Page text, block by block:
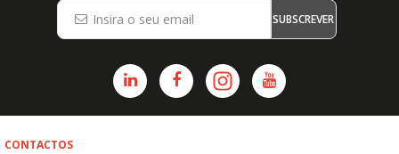
SUBSCREVER
CONTACTOS